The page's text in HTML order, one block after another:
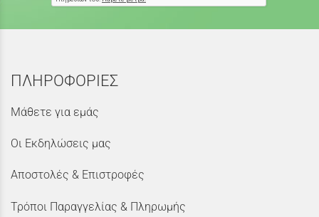
ΠΛΗΡΟΦΟΡΙΕΣ
Μάθετε για εμάς
Οι Εκδηλώσεις μας
Αποστολές & Επιστροφές
Τρόποι Παραγγελίας & Πληρωμής